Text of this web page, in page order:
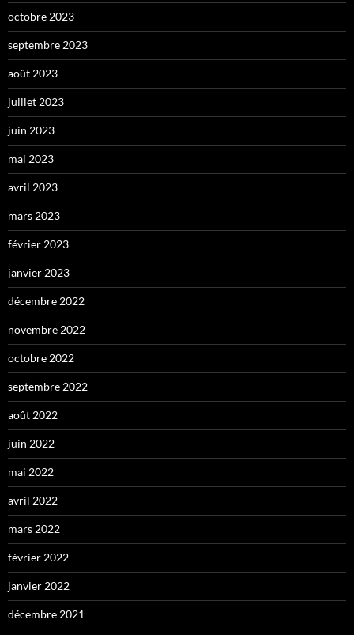
octobre 2023
septembre 2023
août 2023
juillet 2023
juin 2023
mai 2023
avril 2023
mars 2023
février 2023
janvier 2023
décembre 2022
novembre 2022
octobre 2022
septembre 2022
août 2022
juin 2022
mai 2022
avril 2022
mars 2022
février 2022
janvier 2022
décembre 2021